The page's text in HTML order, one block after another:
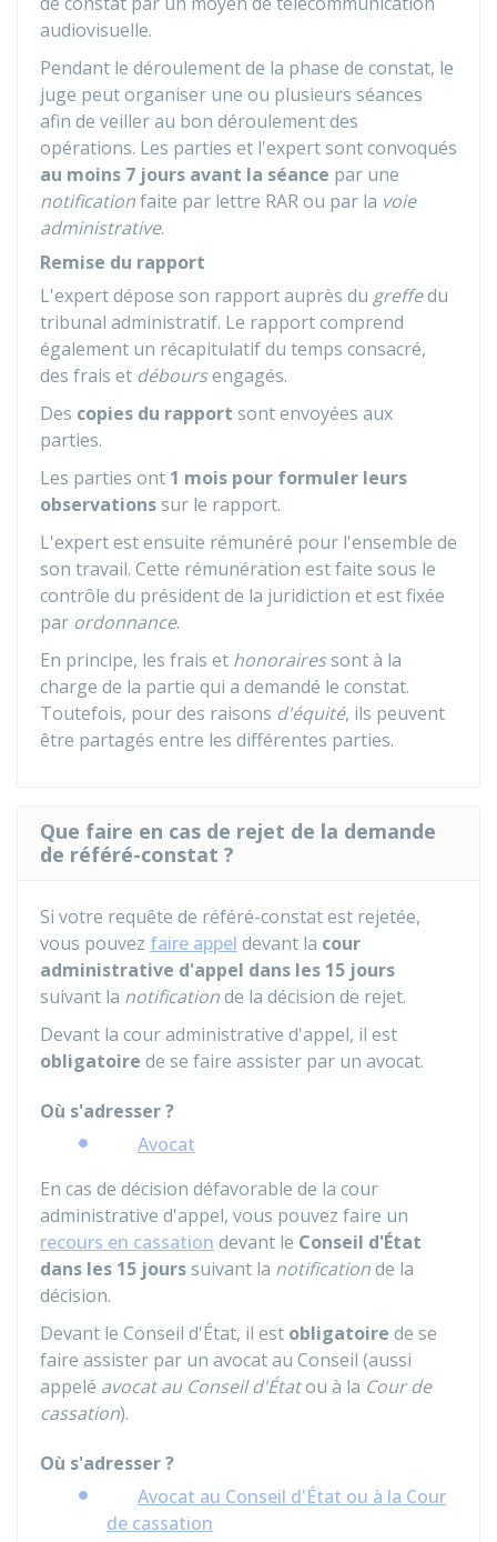
audiovisuelle.
Pendant le déroulement de la phase de constat, le
juge peut organiser une ou plusieurs séances
afin de veiller au bon déroulement des
opérations. Les parties et l'expert sont convoqués
au moins 7 jours avant la séance par une
notificationfaite par lettre RARou par la voie
administrative.
Remise du rapport
L'expert dépose son rapport auprès du greffedu
tribunal administratif. Le rapport comprend
également un récapitulatif du temps consacré,
des frais et déboursengagés.
Des copies du rapport sont envoyées aux
parties.
Les parties ont 1 mois pour formuler leurs
observationssur le rapport.
L'expert est ensuite rémunéré pour l'ensemble de
son travail. Cette rémunération est faite sous le
contrôle du président de la juridiction et est fixée
par ordonnance.
En principe, les frais et honorairessont à la
charge de la partie qui a demandé le constat.
Toutefois, pour des raisons d'équité, ils peuvent
être partagés entre les différentes parties.
Que faire en cas de rejet de la demande
de référé-constat ?
Si votre requête de référé-constat est rejetée,
vous pouvez faire appel devant la cour
administrative d'appel dans les 15 jours
suivant la notificationde la décision de rejet.
Devant la cour administrative d'appel, il est
obligatoire de se faire assister par un avocat.
Où s'adresser ?
Avocat
En cas de décision défavorable de la cour
administrative d'appel, vous pouvez faire un
recours en cassation devant le Conseil d'État
dans les 15 jourssuivant la notificationde la
décision.
Devant le Conseil d'État, il est obligatoire de se
faire assister par un avocat au Conseil (aussi
appelé avocat au Conseil d'Étatou à la Cour de
cassation).
Où s'adresser ?
Avocat au Conseil d'État ou à la Cour
de cassation